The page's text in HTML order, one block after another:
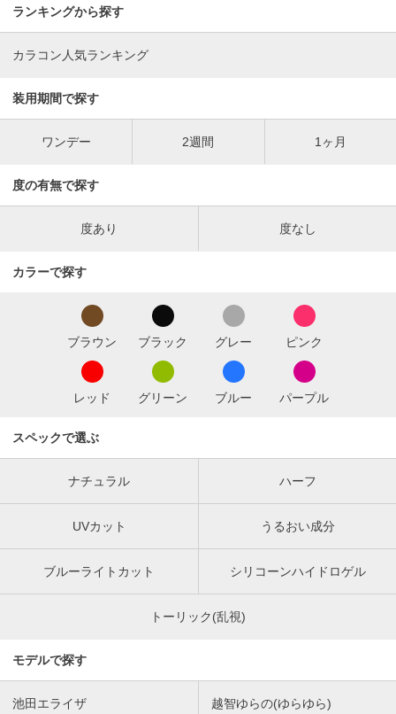
ランキングから探す
カラコン人気ランキング
装用期間で探す
ワンデー 2週間 1ヶ月
度の有無で探す
度あり 度なし
カラーで探す
ブラウン ブラック グレー ピンク
レッド グリーン ブルー パープル
スペックで選ぶ
ナチュラル ハーフ
UVカット うるおい成分
ブルーライトカット シリコーンハイドロゲル
トーリック(乱視)
モデルで探す
池田エライザ 越智ゆらの(ゆらゆら)